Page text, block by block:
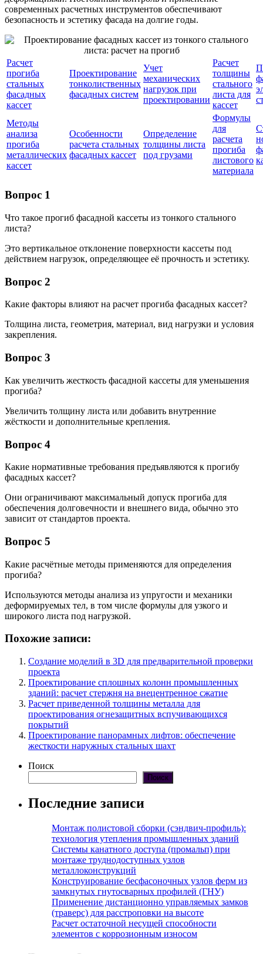
современных расчетных инструментов обеспечивают
безопасность и эстетику фасада на долгие годы.
Расчет
прогиба
стальных
фасадных
кассет
Проектирование
тонколиственных
фасадных систем
Учет
механических
нагрузок при
проектировании
Расчет
толщины
стального
листа для
кассет
Методы
анализа
прогиба
металлических
кассет
Особенности
расчета стальных
фасадных кассет
Определение
толщины листа
под грузами
Формулы
для
расчета
прогиба
листового
материала
Вопрос 1
Что такое прогиб фасадной кассеты из тонкого стального
листа?
Это вертикальное отклонение поверхности кассеты под
действием нагрузок, определяющее её прочность и эстетику.
Вопрос 2
Какие факторы влияют на расчет прогиба фасадных кассет?
Толщина листа, геометрия, материал, вид нагрузки и условия
закрепления.
Вопрос 3
Как увеличить жесткость фасадной кассеты для уменьшения
прогиба?
Увеличить толщину листа или добавить внутренние
жёсткости и дополнительные крепления.
Вопрос 4
Какие нормативные требования предъявляются к прогибу
фасадных кассет?
Они ограничивают максимальный допуск прогиба для
обеспечения долговечности и внешнего вида, обычно это
зависит от стандартов проекта.
Вопрос 5
Какие расчётные методы применяются для определения
прогиба?
Используются методы анализа из упругости и механики
деформируемых тел, в том числе формулы для узкого и
широкого листа под нагрузкой.
Похожие записи:
Создание моделий в 3D для предварительной проверки
проекта
Проектирование сплошных колонн промышленных
зданий: расчет стержня на внецентренное сжатие
Расчет приведенной толщины металла для
проектирования огнезащитных вспучивающихся
покрытий
Проектирование панорамных лифтов: обеспечение
жесткости наружных стальных шахт
Поиск
Поиск
Последние записи
Монтаж полистовой сборки (сэндвич-профиль):
технология утепления промышленных зданий
Системы канатного доступа (промальп) при
монтаже труднодоступных узлов
металлоконструкций
Конструирование бесфасоночных узлов ферм из
замкнутых гнутосварных профилей (ГНУ)
Применение дистанционно управляемых замков
(траверс) для расстроповки на высоте
Расчет остаточной несущей способности
элементов с коррозионным износом